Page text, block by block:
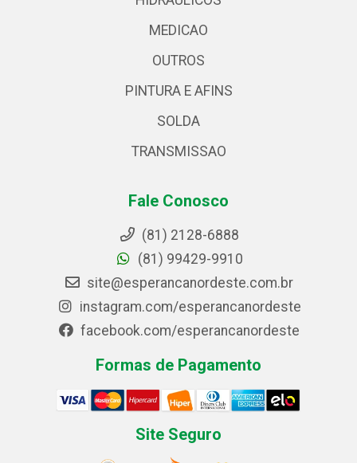
MEDICAO
OUTROS
PINTURA E AFINS
SOLDA
TRANSMISSAO
Fale Conosco
(81) 2128-6888
(81) 99429-9910
site@esperancanordeste.com.br
instagram.com/esperancanordeste
facebook.com/esperancanordeste
Formas de Pagamento
Site Seguro